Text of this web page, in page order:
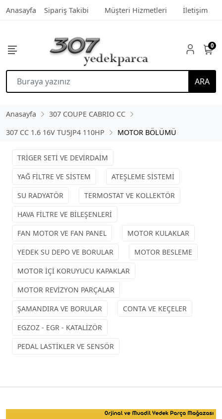
Anasayfa Sipariş Takibi Müşteri Hizmetleri İletişim
ARA
0
Anasayfa
307 COUPE CABRIO CC
307 CC 1.6 16V TU5JP4 110HP
MOTOR BÖLÜMÜ
TRİGER SETİ VE DEVİRDAİM
YAĞ FİLTRE VE SİSTEM
ATEŞLEME SİSTEMİ
SU RADYATÖR
TERMOSTAT VE KOLLEKTÖR
HAVA FİLTRE VE BİLEŞENLERİ
FAN MOTOR VE FAN PANEL
MOTOR KULAKLAR
YEDEK SU DEPO VE BORULAR
MOTOR BESLEME
MOTOR İÇİ KORUYUCU KAPAKLAR
MOTOR REVİZYON PARÇALAR
ŞAMANDIRA VE BORULAR
CONTA VE KEÇELER
EGZOZ - EGR - KATALİZÖR
PEDAL LASTİKLER VE SENSÖR